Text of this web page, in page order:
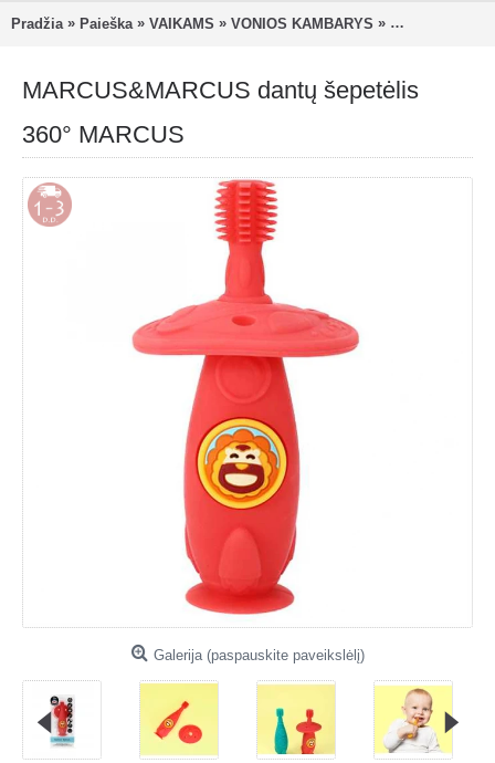
Pradžia » Paieška » VAIKAMS » VONIOS KAMBARYS » Burnos
MARCUS&MARCUS dantų šepetėlis
360° MARCUS
Galerija (paspauskite paveikslėlį)